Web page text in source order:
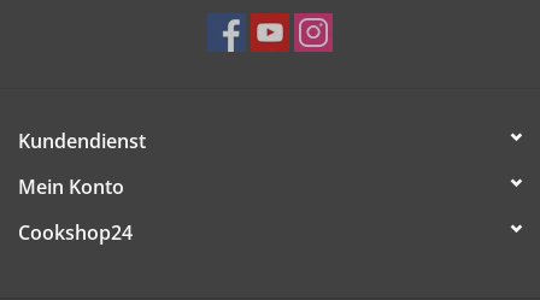
Kundendienst
Mein Konto
Cookshop24